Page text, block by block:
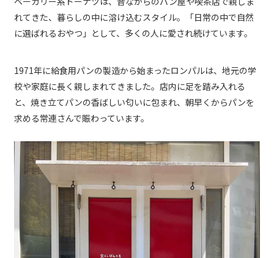
れてきた、暮らしの中に溶け込むスタイル。「日常の中で自然
に選ばれるおやつ」として、多くの人に愛され続けています。
1971年に給食用パンの製造から始まったロンパルは、地元の学
校や家庭に長く親しまれてきました。店内に足を踏み入れる
と、焼き立てパンの香ばしい匂いに包まれ、朝早くからパンを
求める常連さんで賑わっています。